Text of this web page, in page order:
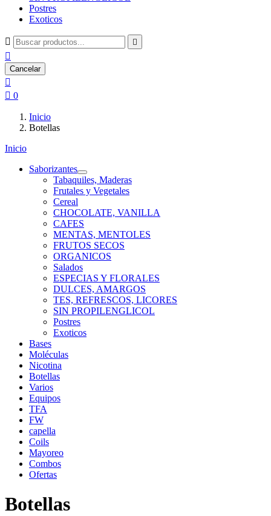
Postres
Exoticos
 

Cancelar

 0
Inicio
Botellas
Inicio
Saborizantes
Tabaquiles, Maderas
Frutales y Vegetales
Cereal
CHOCOLATE, VANILLA
CAFES
MENTAS, MENTOLES
FRUTOS SECOS
ORGANICOS
Salados
ESPECIAS Y FLORALES
DULCES, AMARGOS
TES, REFRESCOS, LICORES
SIN PROPILENGLICOL
Postres
Exoticos
Bases
Moléculas
Nicotina
Botellas
Varios
Equipos
TFA
FW
capella
Coils
Mayoreo
Combos
Ofertas
Botellas